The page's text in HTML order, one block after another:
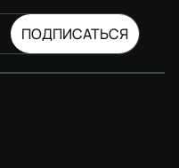
ПОДПИСАТЬСЯ